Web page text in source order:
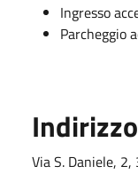
Ingresso
Parcheggio
Indirizzo
Via S. Daniele,